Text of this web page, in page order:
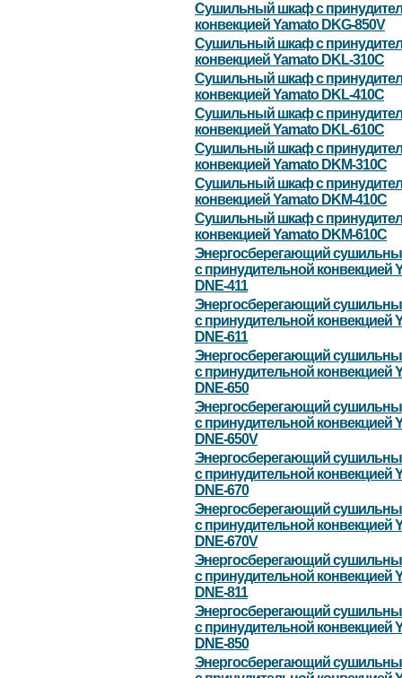
Сушильный шкаф с
конвекцией Yamato DKG-850V
Сушильный шкаф с
конвекцией Yamato DKL-310C
Сушильный шкаф с
конвекцией Yamato DKL-410C
Сушильный шкаф с
конвекцией Yamato DKL-610C
Сушильный шкаф с
конвекцией Yamato DKM-310С
Сушильный шкаф с
конвекцией Yamato DKM-410С
Сушильный шкаф с
конвекцией Yamato DKM-610С
Энергосберегающий
с принудительной конвекцией
DNE-411
Энергосберегающий
с принудительной конвекцией
DNE-611
Энергосберегающий
с принудительной конвекцией
DNE-650
Энергосберегающий
с принудительной конвекцией
DNE-650V
Энергосберегающий
с принудительной конвекцией
DNE-670
Энергосберегающий
с принудительной конвекцией
DNE-670V
Энергосберегающий
с принудительной конвекцией
DNE-811
Энергосберегающий
с принудительной конвекцией
DNE-850
Энергосберегающий